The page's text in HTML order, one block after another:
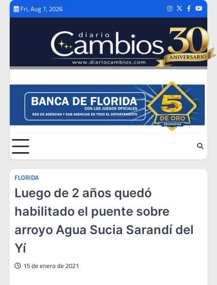
Skip
Fri, Aug 7, 2026 Instagram
TwitterFacebook
FLORIDA
Luego de 2 años quedó
habilitado el puente sobre
arroyo Agua Sucia Sarandí del
Yí
15 de enero de 2021